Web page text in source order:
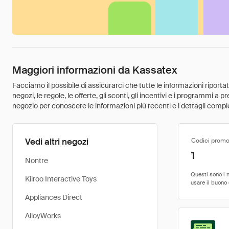
Maggiori informazioni da Kassatex
Facciamo il possibile di assicurarci che tutte le informazioni
negozi, le regole, le offerte, gli sconti, gli incentivi e i programmi a
negozio per conoscere le informazioni più recenti e i dettagli
Vedi altri negozi
Nontre
Kiiroo Interactive Toys
Appliances Direct
AlloyWorks
Codici
1